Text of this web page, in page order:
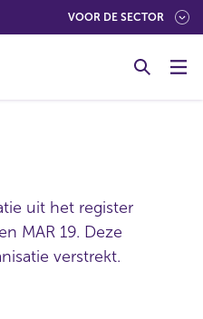
VOOR DE SECTOR
uit het register
MAR 19. Deze
verstrekt.